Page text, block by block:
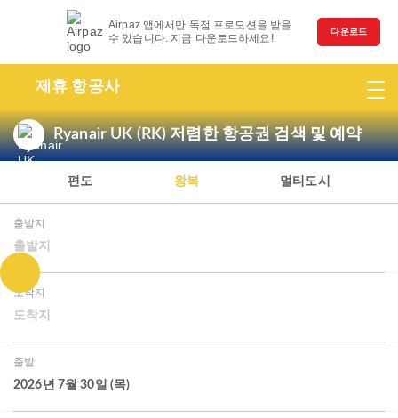
Airpaz 앱에서만 독점 프로모션을 받을
수 있습니다. 지금 다운로드하세요!
다운로드
제휴 항공사
Ryanair UK (RK) 저렴한 항공권 검색 및 예약
편도 왕복 멀티도시
출발지
출발지
도착지
도착지
출발
2026년 7월 30일 (목)